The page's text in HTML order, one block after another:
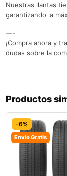
Nuestras llantas
garantizando la
—-
¡Compra ahora y
dudas sobre la
Productos
-6%
Envío Gratis